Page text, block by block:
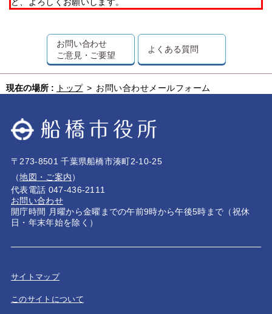
お問い合わせ
ご意見・ご要望
よくある質問
現在の場所 : トップ > お問い合わせメールフォーム
〒273-8501 千葉県船橋市湊町2-10-25
（地図・ご案内）
代表電話 047-436-2111
お問い合わせ
開庁時間 月曜から金曜までの午前9時から午後5時まで（祝休
日・年末年始を除く）
サイトマップ
このサイトについて